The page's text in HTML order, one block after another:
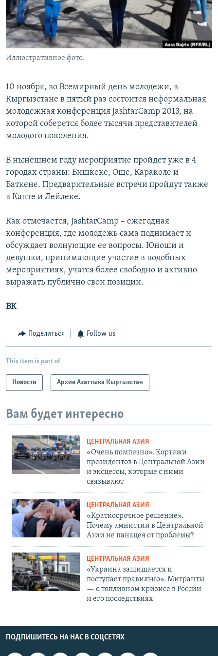
Иллюстративное фото.
10 ноября, во Всемирный день молодежи, в
Кыргызстане в пятый раз состоится неформальная
молодежная конференция JashtarCamp 2013, на
которой соберется более тысячи представителей
молодого поколения.
В нынешнем году мероприятие пройдет уже в 4
городах страны: Бишкеке, Оше, Караколе и
Баткене. Предварительные встречи пройдут также
в Канте и Лейлеке.
Как отмечается, JashtarCamp – ежегодная
конференция, где молодежь сама поднимает и
обсуждает волнующие ее вопросы. Юноши и
девушки, принимающие участие в подобных
мероприятиях, учатся более свободно и активно
выражать публично свои позиции.
ВК
Поделиться Follow us
This item is part of
Новости Архив Азаттыка Кыргызстан
Вам будет интересно
ЦЕНТРАЛЬНАЯ АЗИЯ
«Очень помпезно». Кортежи
президентов в Центральной Азии
и эксцессы, которые с ними
связывают
ЦЕНТРАЛЬНАЯ АЗИЯ
«Краткосрочное решение».
Почему амнистии в Центральной
Азии не панацея от проблемы?
ЦЕНТРАЛЬНАЯ АЗИЯ
«Украина защищается и
поступает правильно». Мигранты
— о топливном кризисе в России
и его последствиях
ПОДПИШИТЕСЬ НА НАС В СОЦСЕТЯХ